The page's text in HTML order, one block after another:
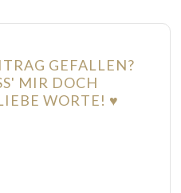
GEFALLEN?
MIR DOCH
WORTE! ♥